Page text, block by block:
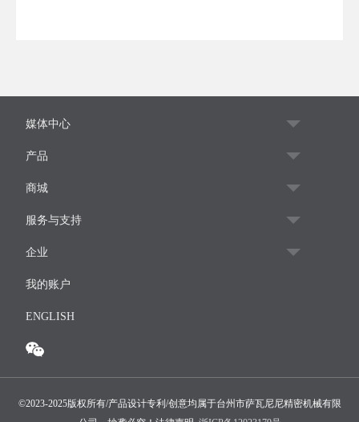
媒体中心
产品
商城
服务与支持
企业
我的账户
ENGLISH
©2023-2025版权所有/产品设计专利/创意均属于台州市萨瓦尼尼精密机械有限